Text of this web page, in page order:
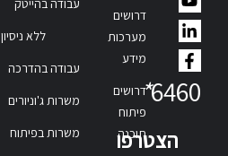
6460
*
הצטרפו
דרושים
מערכות
מידע
דרושים
פיתוח
תוכנה
עבודה בהייטק
ללא ניסיון
עבודה בהדרכה
משרות ג'וניורים
משרות בפיתוח